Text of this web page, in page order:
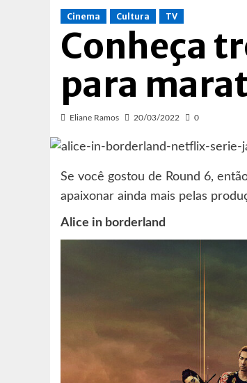
Cinema Cultura TV
Conheça
para
Eliane Ramos 20/03/2022 0
Se você gostou de Round 6,
apaixonar ainda mais pelas
Alice in borderland